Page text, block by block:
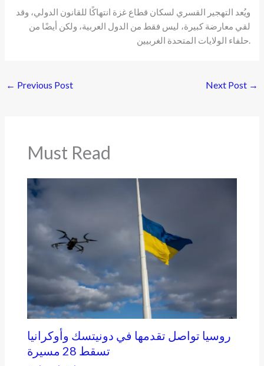
ويُعد التهجير القسري لسكان قطاع غزة انتهاكًا للقانون الدولي، وقد
لقي معارضة كبيرة، ليس فقط من الدول العربية، ولكن أيضًا من
حلفاء الولايات المتحدة الغربيين.
← Previous Post Next Post →
Must Read
روسيا تواصل تقدمها في دونيتسك وأوكرانيا
تسقط 28 مسيرة